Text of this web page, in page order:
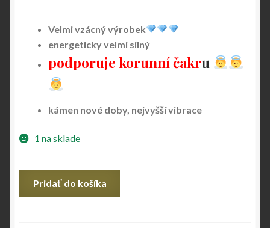
Velmi vzácný výrobek
energeticky velmi silný
podporuje korunní čakru
kámen nové doby, nejvyšší vibrace
1 na sklade
Pridať do košíka